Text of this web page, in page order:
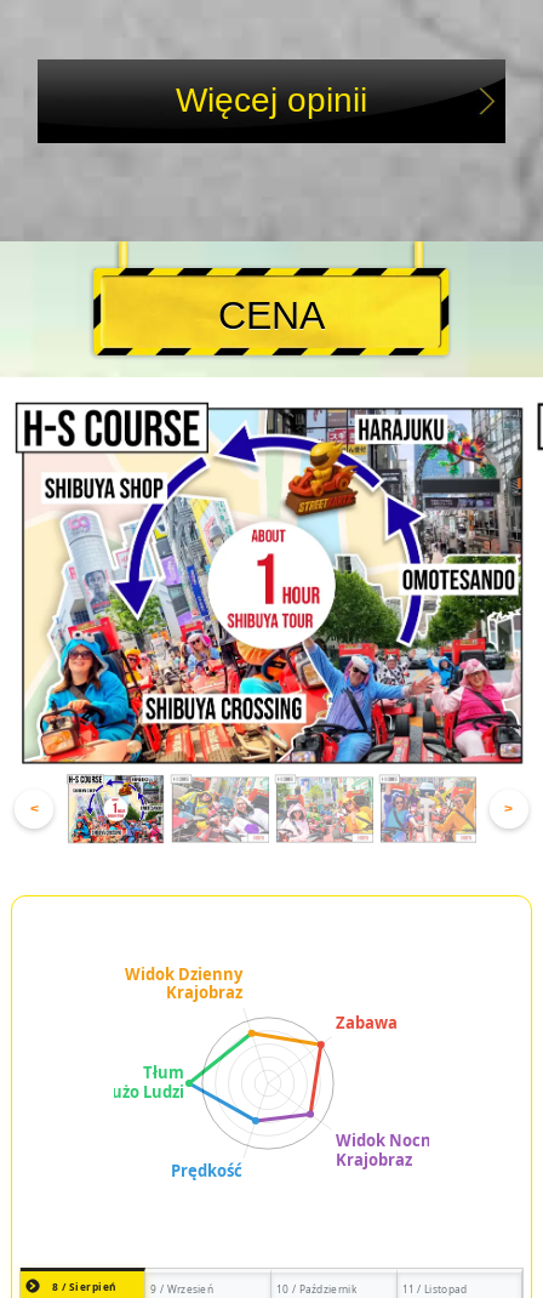
Więcej opinii
CENA
< >
8 / Sierpień 9 / Wrzesień 10 / Październik 11 / Listopad